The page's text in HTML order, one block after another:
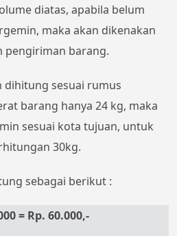
diatas, apabila belum
maka akan dikenakan
pengiriman barang.
dihitung sesuai rumus
barang hanya 24 kg, maka
sesuai kota tujuan, untuk
30kg.
sebagai berikut :
= Rp. 60.000,-